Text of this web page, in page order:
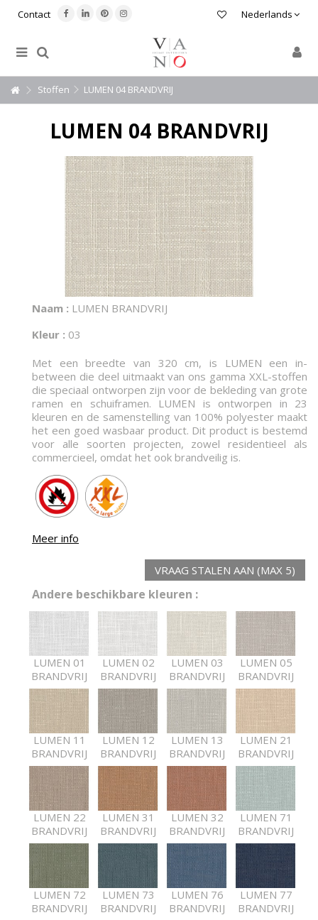
Nederlands
Contact
Stoffen LUMEN 04 BRANDVRIJ
LUMEN 04 BRANDVRIJ
Naam : LUMEN BRANDVRIJ
Kleur : 03
Met een breedte van 320 cm, is LUMEN een in-
between die deel uitmaakt van ons gamma XXL-stoffen
die speciaal ontworpen zijn voor de bekleding van grote
ramen en schuiframen. LUMEN is ontworpen in 23
kleuren en de samenstelling van 100% polyester maakt
het een goed wasbaar product. Dit product is bestemd
voor alle soorten projecten, zowel residentieel als
commercieel, omdat het ook brandveilig is.
Meer info
VRAAG STALEN AAN (MAX 5)
Andere beschikbare kleuren :
LUMEN 01
BRANDVRIJ
LUMEN 02
BRANDVRIJ
LUMEN 03
BRANDVRIJ
LUMEN 05
BRANDVRIJ
LUMEN 11
BRANDVRIJ
LUMEN 12
BRANDVRIJ
LUMEN 13
BRANDVRIJ
LUMEN 21
BRANDVRIJ
LUMEN 22
BRANDVRIJ
LUMEN 31
BRANDVRIJ
LUMEN 32
BRANDVRIJ
LUMEN 71
BRANDVRIJ
LUMEN 72
BRANDVRIJ
LUMEN 73
BRANDVRIJ
LUMEN 76
BRANDVRIJ
LUMEN 77
BRANDVRIJ